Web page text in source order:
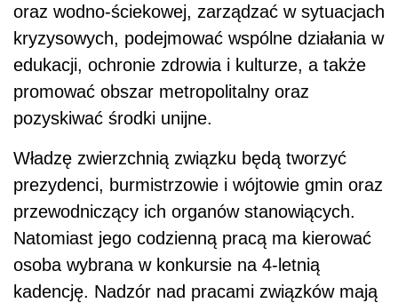
oraz wodno-ściekowej, zarządzać w sytuacjach
kryzysowych, podejmować wspólne działania w
edukacji, ochronie zdrowia i kulturze, a także
promować obszar metropolitalny oraz
pozyskiwać środki unijne.
Władzę zwierzchnią związku będą tworzyć
prezydenci, burmistrzowie i wójtowie gmin oraz
przewodniczący ich organów stanowiących.
Natomiast jego codzienną pracą ma kierować
osoba wybrana w konkursie na 4-letnią
kadencję. Nadzór nad pracami związków mają